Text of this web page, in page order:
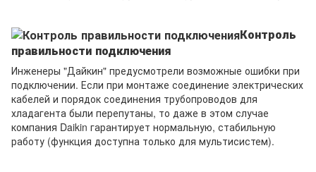
Контроль
правильности подключения
Инженеры "Дайкин" предусмотрели возможные ошибки при
подключении. Если при монтаже соединение электрических
кабелей и порядок соединения трубопроводов для
хладагента были перепутаны, то даже в этом случае
компания Daikin гарантирует нормальную, стабильную
работу (функция доступна только для мультисистем).